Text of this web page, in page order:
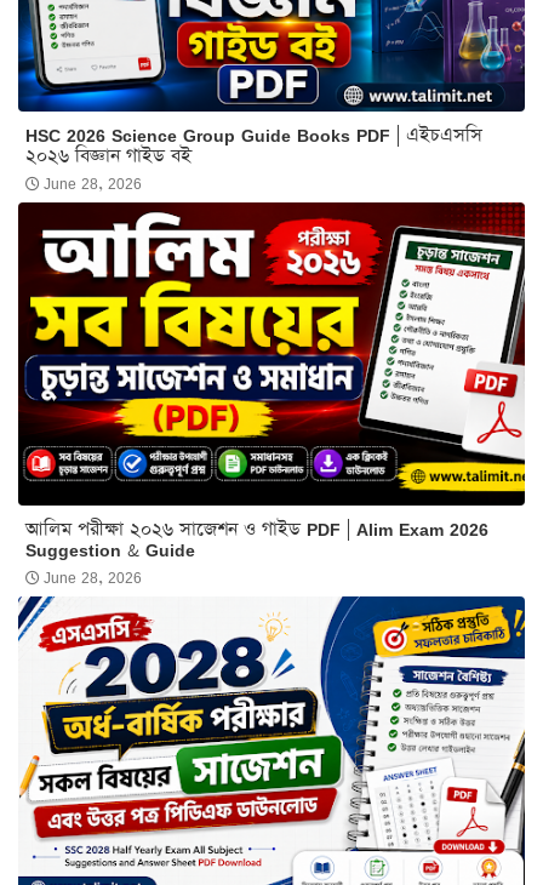
HSC 2026 Science Group Guide Books PDF | এইচএসসি
২০২৬ বিজ্ঞান গাইড বই
June 28, 2026
আলিম পরীক্ষা ২০২৬ সাজেশন ও গাইড PDF | Alim Exam 2026
Suggestion & Guide
June 28, 2026